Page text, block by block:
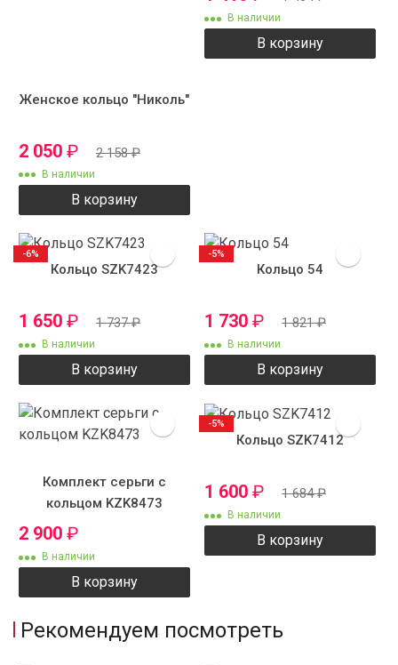
Женское кольцо "Николь"
2 050 ₽ 2 158₽
В наличии
В корзину
В наличии
В корзину
Кольцо SZK7423
1 650 ₽ 1 737₽
В наличии
В корзину
-6%
Кольцо 54
1 730 ₽ 1 821₽
В наличии
В корзину
-5%
Комплект серьги с
кольцом KZK8473
2 900 ₽
В наличии
В корзину
Кольцо SZK7412
1 600 ₽ 1 684₽
В наличии
В корзину
-5%
Рекомендуем посмотреть